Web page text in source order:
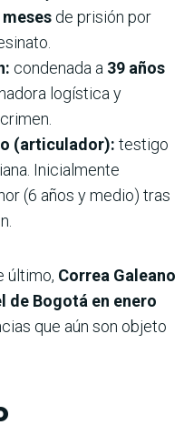
meses de prisión por
condenada a 39 años
logística y
(articulador): testigo
Inicialmente
(6 años y medio) tras
último, Correa Galeano
de Bogotá en enero
que aún son objeto